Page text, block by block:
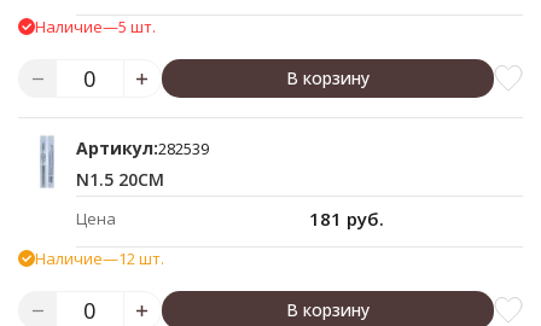
Наличие—5 шт.
В корзину
Артикул:282539
N1.5 20СМ
Цена 181 руб.
Наличие—12 шт.
В корзину